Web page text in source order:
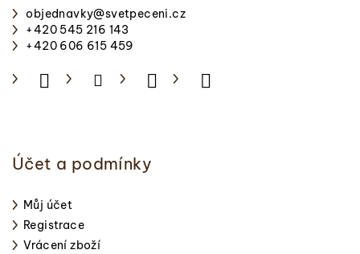
objednavky@svetpeceni.cz
+420 545 216 143
+420 606 615 459
Účet a podmínky
Můj účet
Registrace
Vrácení zboží